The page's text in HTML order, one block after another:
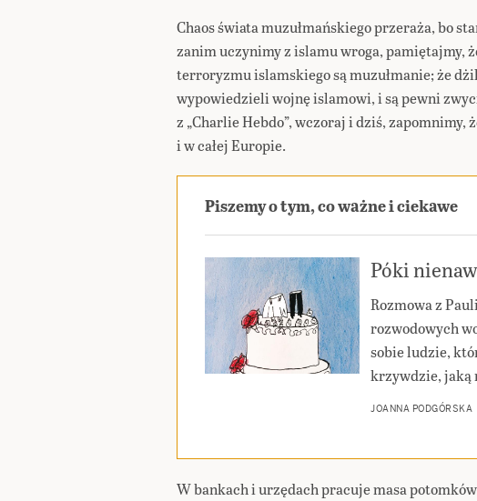
Chaos świata muzułmańskiego przeraża, bo
zanim uczynimy z islamu wroga, pamiętajmy,
terroryzmu islamskiego są muzułmanie; że
wypowiedzieli wojnę islamowi, i są pewni
z „Charlie Hebdo”, wczoraj i dziś, zapomnimy,
i w całej Europie.
Piszemy o tym, co ważne i ciekawe
Póki
Rozmowa z
rozwodowych
sobie ludzie,
krzywdzie, jaką
JOANNA PODGÓRSKA
W bankach i urzędach pracuje masa